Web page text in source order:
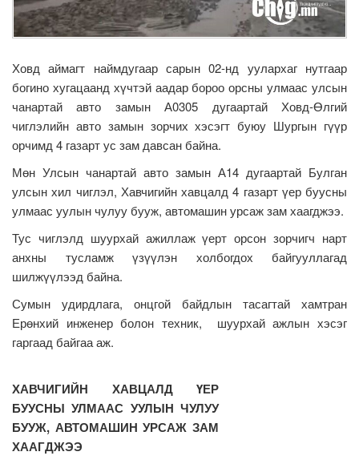
Ховд аймагт наймдугаар сарын 02-нд уулархаг нутгаар
богино хугацаанд хүчтэй аадар бороо орсны улмаас улсын
чанартай авто замын А0305 дугаартай Ховд-Өлгий
чиглэлийн авто замын зорчих хэсэгт буюу Шургын гүүр
орчимд 4 газарт ус зам давсан байна.
Мөн Улсын чанартай авто замын А14 дугаартай Булган
улсын хил чиглэл, Хавчигийн хавцалд 4 газарт үер буусны
улмаас уулын чулуу бууж, автомашин урсаж зам хаагджээ.
Тус чиглэлд шуурхай ажиллаж үерт орсон зорчигч нарт
анхны тусламж үзүүлэн холбогдох байгууллагад
шилжүүлээд байна.
Сумын удирдлага, онцгой байдлын тасагтай хамтран
Ерөнхий инженер болон техник, шуурхай ажлын хэсэг
гаргаад байгаа аж.
ХАВЧИГИЙН ХАВЦАЛД ҮЕР
БУУСНЫ УЛМААС УУЛЫН ЧУЛУУ
БУУЖ, АВТОМАШИН УРСАЖ ЗАМ
ХААГДЖЭЭ